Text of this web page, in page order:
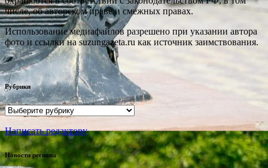
числе, об авторском праве и смежных правах.
Использование медиафайлов разрешено при указании автора
фото и ссылки на suzungazeta.ru как источник заимствования.
Рубрики
Рубрики
Написать редактору
Новости региона